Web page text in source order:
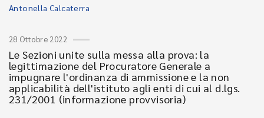
Antonella Calcaterra
28 Ottobre 2022
Le Sezioni unite sulla messa alla prova: la
legittimazione del Procuratore Generale a
impugnare l'ordinanza di ammissione e la non
applicabilità dell'istituto agli enti di cui al d.lgs.
231/2001 (informazione provvisoria)